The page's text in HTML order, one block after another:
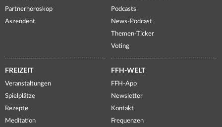
Partnerhoroskop
Aszendent
Podcasts
News-Podcast
Themen-Ticker
Voting
FREIZEIT
Veranstaltungen
Spielplätze
Rezepte
Meditation
FFH-WELT
FFH-App
Newsletter
Kontakt
Frequenzen